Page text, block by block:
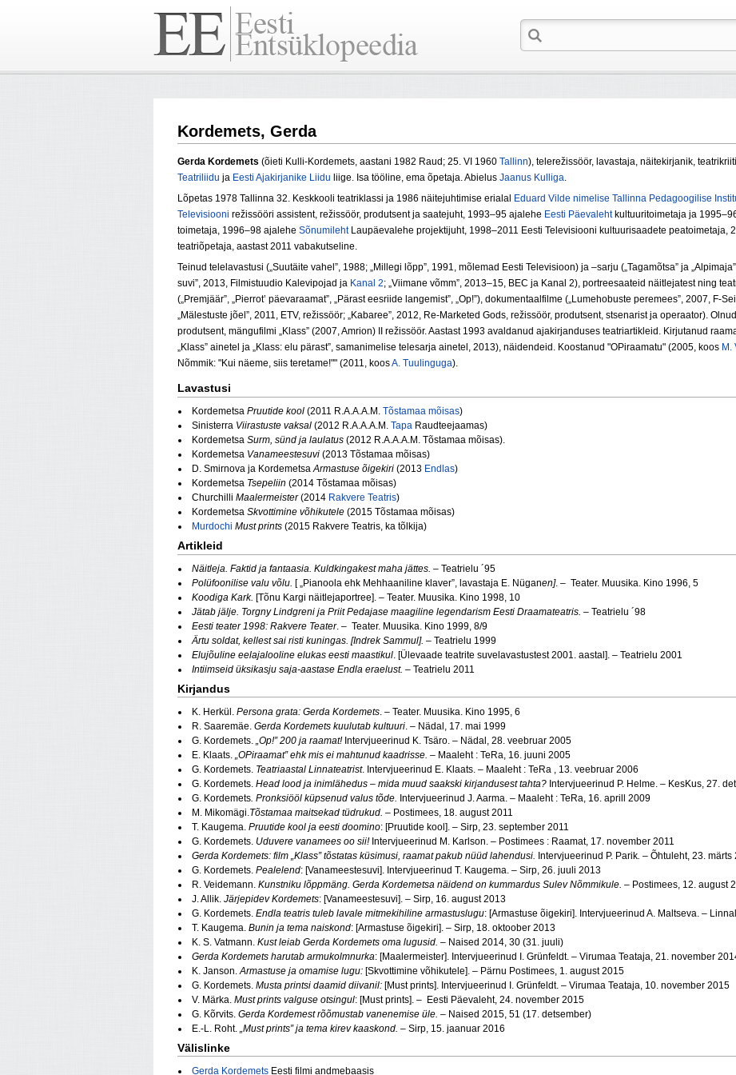
Kordemets, Gerda
Gerda Kordemets (õieti Kulli-Kordemets, aastani 1982 Raud; 25. VI 1960 Tallinn), telerežissöör, lavastaja, näitekirjanik,
Teatriliidu ja Eesti Ajakirjanike Liidu liige. Isa tööline, ema õpetaja. Abielus Jaanus Kulliga.
Lõpetas 1978 Tallinna 32. Keskkooli teatriklassi ja 1986 näitejuhtimise erialal Eduard Vilde nimelise Tallinna Pedagoogilise
Televisiooni režissööri assistent, režissöör, produtsent ja saatejuht, 1993–95 ajalehe Eesti Päevalehtkultuuritoimetaja ja
toimetaja, 1996–98 ajalehe SõnumilehtLaupäevalehe projektijuht, 1998–2011 Eesti Televisiooni kultuurisaadete peatoimetaja,
teatriõpetaja, aastast 2011 vabakutseline.
Teinud telelavastusi („Suutäite vahel”, 1988; „Millegi lõpp”, 1991, mõlemad Eesti Televisioon) ja –sarju („Tagamõtsa” ja
suvi”, 2013, Filmistuudio Kalevipojad ja Kanal 2; „Viimane võmm”, 2013–15, BEC ja Kanal 2), portreesaateid näitlejatest ning
(„Premjäär”, „Pierrot’ päevaraamat”, „Pärast eesriide langemist”, „Op!”), dokumentaalfilme („Lumehobuste peremees”, 2007, F-
„Mälestuste jõel”, 2011, ETV, režissöör; „Kabaree”, 2012, Re-Marketed Gods, režissöör, produtsent, stsenarist ja operaator).
produtsent, mängufilmi „Klass” (2007, Amrion) II režissöör. Aastast 1993 avaldanud ajakirjanduses teatriartikleid. Kirjutanud
„Klass” ainetel ja „Klass: elu pärast”, samanimelise telesarja ainetel, 2013), näidendeid. Koostanud "OPiraamatu" (2005, koos M.
Nõmmik: "Kui näeme, siis teretame!"" (2011, koosA. Tuulinguga).
Lavastusi
Kordemetsa Pruutide kool (2011 R.A.A.A.M. Tõstamaa mõisas)
Sinisterra Viirastuste vaksal (2012 R.A.A.A.M. Tapa Raudteejaamas)
Kordemetsa Surm, sünd ja laulatus (2012 R.A.A.A.M. Tõstamaa mõisas).
Kordemetsa Vanameestesuvi (2013 Tõstamaa mõisas)
D. Smirnova ja KordemetsaArmastuse õigekiri (2013 Endlas)
Kordemetsa Tsepeliin (2014 Tõstamaa mõisas)
Churchilli Maalermeister(2014 Rakvere Teatris)
Kordemetsa Skvottimine võhikutele (2015 Tõstamaa mõisas)
Murdochi Must prints (2015 Rakvere Teatris, ka tõlkija)
Artikleid
Näitleja. Faktid ja fantaasia. Kuldkingakest maha jättes. – Teatrielu ´95
Polüfoonilise valu võlu. [ „Pianoola ehk Mehhaaniline klaver”, lavastaja E. Nüganen]. – Teater. Muusika. Kino 1996, 5
Koodiga Kark. [Tõnu Kargi näitlejaportree]. – Teater. Muusika. Kino 1998, 10
Jätab jälje. Torgny Lindgreni ja Priit Pedajase maagiline legendarism Eesti Draamateatris. – Teatrielu ´98
Eesti teater 1998: Rakvere Teater. – Teater. Muusika. Kino 1999, 8/9
Ärtu soldat, kellest sai risti kuningas. [Indrek Sammul]. – Teatrielu 1999
Elujõuline eelajalooline elukas eesti maastikul. [Ülevaade teatrite suvelavastustest 2001. aastal]. – Teatrielu 2001
Intiimseid üksikasju saja-aastase Endla eraelust. – Teatrielu 2011
Kirjandus
K. Herkül. Persona grata: Gerda Kordemets. – Teater. Muusika. Kino 1995, 6
R. Saaremäe. Gerda Kordemets kuulutab kultuuri. – Nädal, 17. mai 1999
G. Kordemets. „Op!” 200 ja raamat! Intervjueerinud K. Tsäro. – Nädal, 28. veebruar 2005
E. Klaats. „OPiraamat” ehk mis ei mahtunud kaadrisse. – Maaleht : TeRa, 16. juuni 2005
G. Kordemets. Teatriaastal Linnateatrist. Intervjueerinud E. Klaats. – Maaleht : TeRa , 13. veebruar 2006
G. Kordemets. Head lood ja inimlähedus – mida muud saakski kirjandusest tahta? Intervjueerinud P. Helme. – KesKus, 27.
G. Kordemets. Pronksiööl küpsenud valus tõde. Intervjueerinud J. Aarma. – Maaleht : TeRa, 16. aprill 2009
M. Mikomägi.Tõstamaa maitsekad tüdrukud. – Postimees, 18. august 2011
T. Kaugema. Pruutide kool ja eesti doomino: [Pruutide kool]. – Sirp, 23. september 2011
G. Kordemets. Uduvere vanamees oo sii! Intervjueerinud M. Karlson. – Postimees : Raamat, 17. november 2011
Gerda Kordemets: film „Klass” tõstatas küsimusi, raamat pakub nüüd lahendusi. Intervjueerinud P. Parik. – Õhtuleht, 23. märts
G. Kordemets. Pealelend: [Vanameestesuvi]. Intervjueerinud T. Kaugema. – Sirp, 26. juuli 2013
R. Veidemann. Kunstniku lõppmäng. Gerda Kordemetsa näidend on kummardus Sulev Nõmmikule. – Postimees, 12. august
J. Allik. Järjepidev Kordemets: [Vanameestesuvi]. – Sirp, 16. august 2013
G. Kordemets. Endla teatris tuleb lavale mitmekihiline armastuslugu: [Armastuse õigekiri]. Intervjueerinud A. Maltseva. –
T. Kaugema. Bunin ja tema naiskond: [Armastuse õigekiri]. – Sirp, 18. oktoober 2013
K. S. Vatmann. Kust leiab Gerda Kordemets oma lugusid. – Naised 2014, 30 (31. juuli)
Gerda Kordemets harutab armukolmnurka: [Maalermeister]. Intervjueerinud I. Grünfeldt. – Virumaa Teataja, 21. november
K. Janson.Armastuse ja omamise lugu: [Skvottimine võhikutele]. – Pärnu Postimees, 1. august 2015
G. Kordemets. Musta printsi daamid diivanil: [Must prints]. Intervjueerinud I. Grünfeldt. – Virumaa Teataja, 10. november 2015
V. Märka. Must prints valguse otsingul: [Must prints]. – Eesti Päevaleht, 24. november 2015
G. Kõrvits. Gerda Kordemest rõõmustab vanenemise üle. – Naised 2015, 51 (17. detsember)
E.-L. Roht. „Must prints” ja tema kirev kaaskond. – Sirp, 15. jaanuar 2016
Välislinke
Gerda Kordemets Eesti filmi andmebaasis